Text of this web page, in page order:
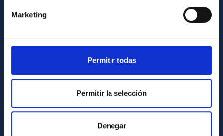
Marketing
Permitir todas
Permitir la selección
Denegar
Cómo llegar al IAC
Biblioteca
Legislación